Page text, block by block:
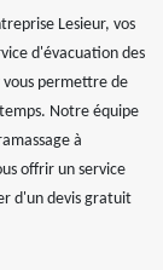
Lesieur, vos
d'évacuation des
permettre de
Notre équipe
à
offrir un service
d'un devis gratuit